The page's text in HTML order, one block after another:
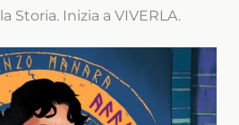
Storia. Inizia a VIVERLA.